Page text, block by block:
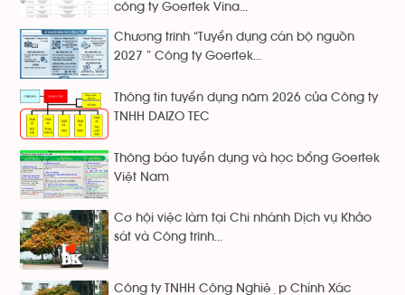
công ty Goertek Vina...
Chương trình “Tuyển dụng cán bộ nguồn
2027 ” Công ty Goertek...
Thông tin tuyển dụng năm 2026 của Công ty
TNHH DAIZO TEC
Thông báo tuyển dụng và học bổng Goertek
Việt Nam
Cơ hội việc làm tại Chi nhánh Dịch vụ Khảo
sát và Công trình...
Công ty TNHH Công Nghiệp Chính Xác